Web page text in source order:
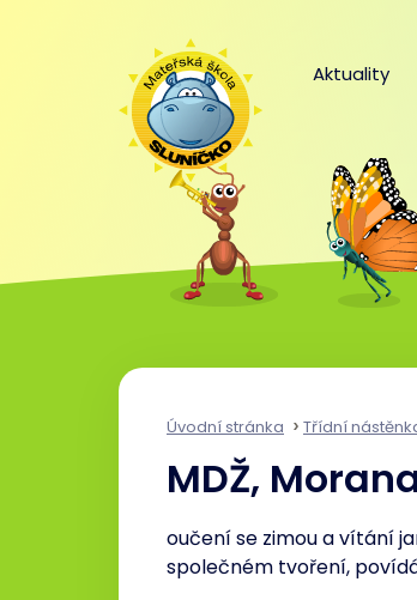
Aktuality
Úvodní stránka Třídní
MDŽ,
oučení se zimou a vítání
společném tvoření,